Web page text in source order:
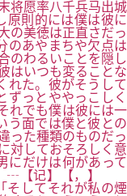
将愿率八千兵马出城
原則的には僕は彼に
の美徳は正直さだっ
のあやまちや欠点は
のわるいことを隠し
はいつも変ることな
れた。彼がそうして
ずっとややっこしく
れでも僕は彼には一
う面では僕と彼との
った種類のものだっ
対しておそろしく意
にだけは何があって
】┄【记】【，】
そしてそれが私の煙